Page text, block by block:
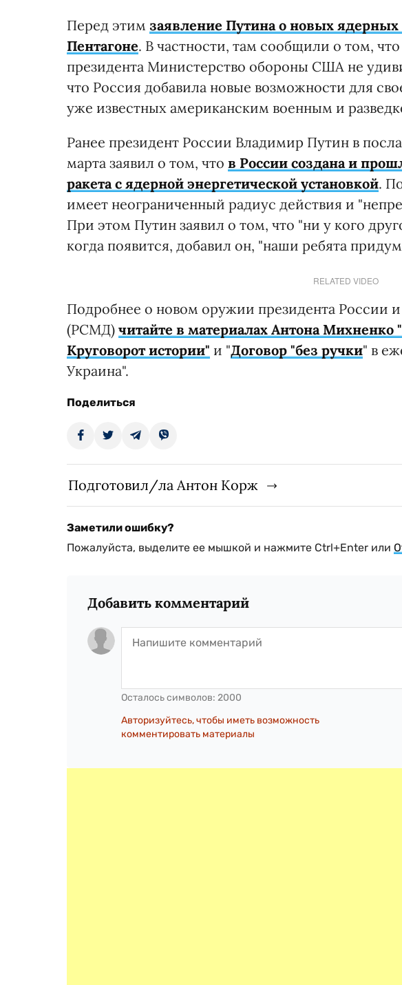
Перед этим заявление Путина о новых
Пентагоне. В частности, там сообщили о том,
президента Министерство обороны США не
что Россия добавила новые возможности для
уже известных американским военным и
Ранее президент России Владимир Путин в
марта заявил о том, что в России создана и
ракета с ядерной энергетической установкой.
имеет неограниченный радиус действия и
При этом Путин заявил о том, что "ни у кого
когда появится, добавил он, "наши ребята
RELATED VIDEO
Подробнее о новом оружии президента России и
(РСМД) читайте в материалах Антона
Круговорот истории" и "Договор "без ручки" в
Украина".
Поделиться
Подготовил/ла Антон Корж
Заметили ошибку?
Пожалуйста, выделите ее мышкой и нажмите Ctrl+Enter или
Добавить комментарий
Осталось символов: 2000
Авторизуйтесь, чтобы иметь возможность
комментировать материалы